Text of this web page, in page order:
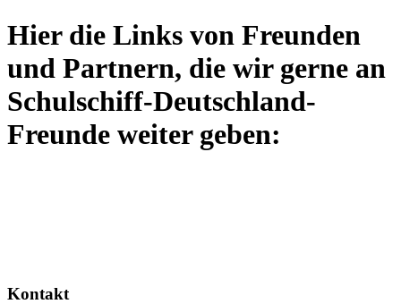
Hier die Links von Freunden
und Partnern, die wir gerne an
Schulschiff-Deutschland-
Freunde weiter geben:
Kontakt